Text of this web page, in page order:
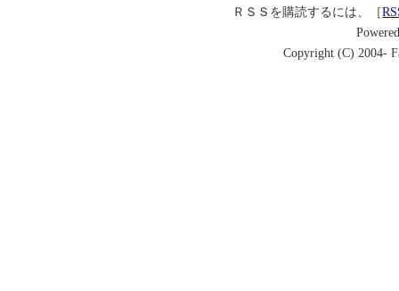
ＲＳＳを購読するには、［
Copyright (C) 2004-